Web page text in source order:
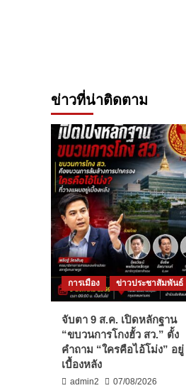
ข่าวที่น่าติดตาม
การเมือง ข่าวประชาสัมพันธ์
จับตา 9 ส.ค. เปิดหลักฐาน
“ขบวนการโกงฮั้ว สว.” ตั้ง
คำถาม “ใครคือไอ้โม่ง” อยู่
เบื้องหลัง
admin2 07/08/2026